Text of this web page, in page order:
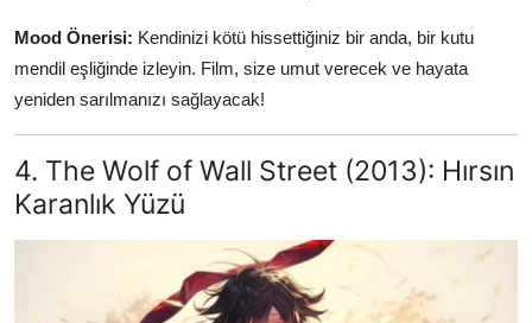
Mood Önerisi: Kendinizi kötü hissettiğiniz bir anda, bir kutu
mendil eşliğinde izleyin. Film, size umut verecek ve hayata
yeniden sarılmanızı sağlayacak!
4. The Wolf of Wall Street (2013): Hırsın
Karanlık Yüzü